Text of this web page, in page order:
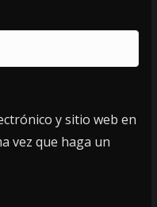
y sitio web en
vez que haga un